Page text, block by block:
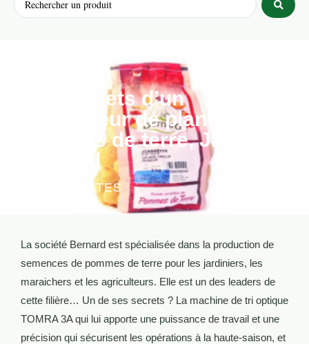
Les secrets d’un
producteur de plants de
pommes de terre, JB
Bernard
LES RECETTES
La société Bernard est spécialisée dans la production de
semences de pommes de terre pour les jardiniers, les
maraichers et les agriculteurs. Elle est un des leaders de
cette filière… Un de ses secrets ? La machine de tri optique
TOMRA 3A qui lui apporte une puissance de travail et une
précision qui sécurisent les opérations à la haute-saison, et